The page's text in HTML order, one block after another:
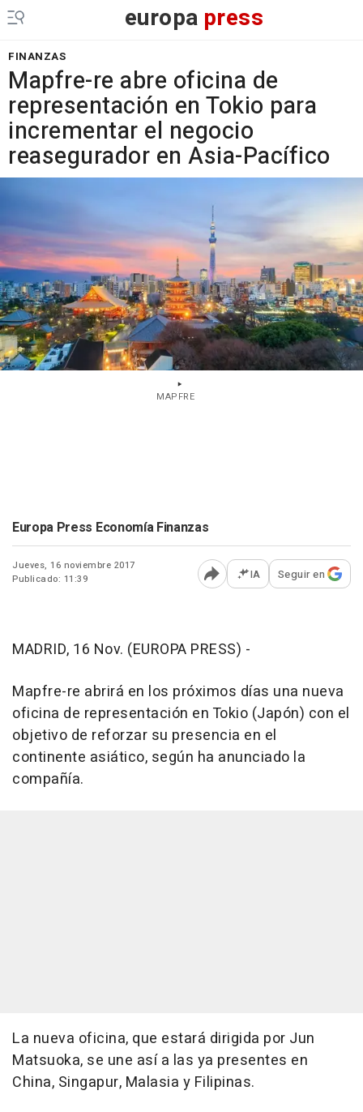
europa press
FINANZAS
Mapfre-re abre oficina de
representación en Tokio para
incrementar el negocio
reasegurador en Asia-Pacífico
MAPFRE
Europa Press Economía Finanzas
Jueves, 16 noviembre 2017
Publicado: 11:39
Abrir opciones para
IA Seguir en
MADRID, 16 Nov. (EUROPA PRESS) -
Mapfre-re abrirá en los próximos días una nueva
oficina de representación en Tokio (Japón) con el
objetivo de reforzar su presencia en el
continente asiático, según ha anunciado la
compañía.
La nueva oficina, que estará dirigida por Jun
Matsuoka, se une así a las ya presentes en
China, Singapur, Malasia y Filipinas.